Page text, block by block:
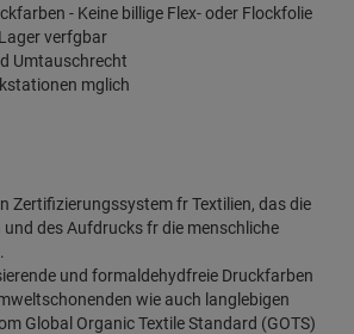
- Keine billige Flex- oder Flockfolie
verfgbar
Umtauschrecht
mglich
Zertifizierungssystem fr Textilien, das die
des Aufdrucks fr die menschliche
und formaldehydfreie Druckfarben
wie auch langlebigen
Global Organic Textile Standard (GOTS)